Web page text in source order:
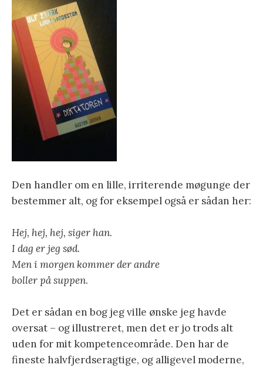
Den handler om en lille, irriterende møgunge der
bestemmer alt, og for eksempel også er sådan her:
Hej, hej, hej, siger han.
I dag er jeg sød.
Men i morgen kommer der andre
boller på suppen.
Det er sådan en bog jeg ville ønske jeg havde
oversat – og illustreret, men det er jo trods alt
uden for mit kompetenceområde. Den har de
fineste halvfjerdseragtige, og alligevel moderne,